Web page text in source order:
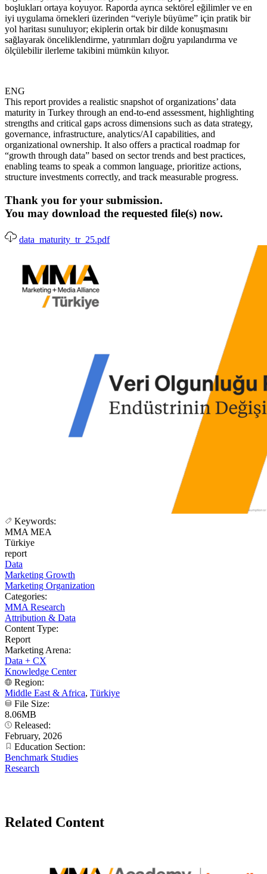
boşlukları ortaya koyuyor. Raporda ayrıca sektörel eğilimler ve en
iyi uygulama örnekleri üzerinden “veriyle büyüme” için pratik bir
yol haritası sunuluyor; ekiplerin ortak bir dilde konuşmasını
sağlayarak önceliklendirme, yatırımları doğru yapılandırma ve
ölçülebilir ilerleme takibini mümkün kılıyor.
ENG
This report provides a realistic snapshot of organizations’ data
maturity in Turkey through an end-to-end assessment, highlighting
strengths and critical gaps across dimensions such as data strategy,
governance, infrastructure, analytics/AI capabilities, and
organizational ownership. It also offers a practical roadmap for
“growth through data” based on sector trends and best practices,
enabling teams to speak a common language, prioritize actions,
structure investments correctly, and track measurable progress.
Thank you for your submission.
You may download the requested file(s) now.
data_maturity_tr_25.pdf
Keywords:
MMA MEA
Türkiye
report
Data
Marketing Growth
Marketing Organization
Categories:
MMA Research
Attribution & Data
Content Type:
Report
Marketing Arena:
Data + CX
Knowledge Center
Region:
Middle East & Africa, Türkiye
File Size:
8.06MB
Released:
February, 2026
Education Section:
Benchmark Studies
Research
Related Content